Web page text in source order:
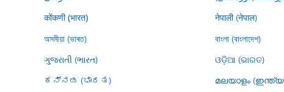
कोंकणी (भारत) नेपाली (नेपाल)
অসমীয়া (ভাৰত) বাংলা (বাংলাদেশ)
ગુજરાતી (ભારત)
ଓଡ଼ିଆ (ଭାରତ)
ಕನ್ನಡ (ಭಾರತ)
മലയാളം